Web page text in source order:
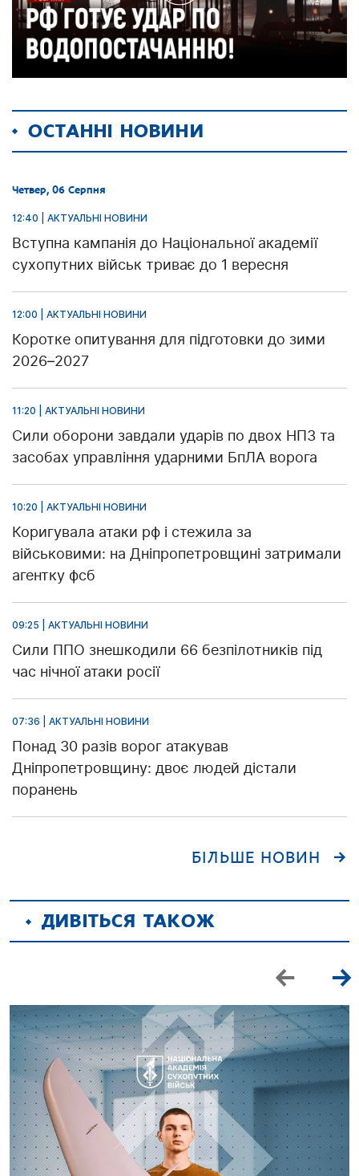
ОСТАННІ НОВИНИ
Четвер, 06 Серпня
12:40 | АКТУАЛЬНІ НОВИНИ
Вступна кампанія до Національної академії
сухопутних військ триває до 1 вересня
12:00 | АКТУАЛЬНІ НОВИНИ
Коротке опитування для підготовки до зими
2026–2027
11:20 | АКТУАЛЬНІ НОВИНИ
Сили оборони завдали ударів по двох НПЗ та
засобах управління ударними БпЛА ворога
10:20 | АКТУАЛЬНІ НОВИНИ
Коригувала атаки рф і стежила за
військовими: на Дніпропетровщині затримали
агентку фсб
09:25 | АКТУАЛЬНІ НОВИНИ
Сили ППО знешкодили 66 безпілотників під
час нічної атаки росії
07:36 | АКТУАЛЬНІ НОВИНИ
Понад 30 разів ворог атакував
Дніпропетровщину: двоє людей дістали
поранень
БІЛЬШЕ НОВИН
ДИВІТЬСЯ ТАКОЖ